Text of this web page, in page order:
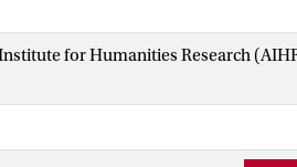
for Humanities Research